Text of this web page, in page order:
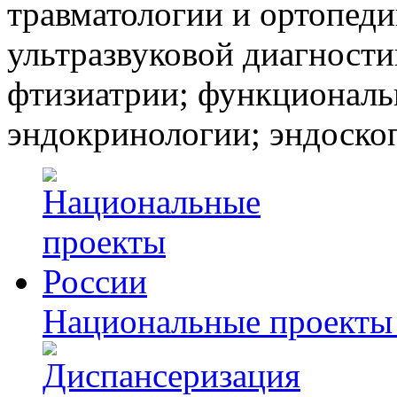
травматологии и
ультразвуковой
фтизиатрии;
эндокринологии;
Национальные